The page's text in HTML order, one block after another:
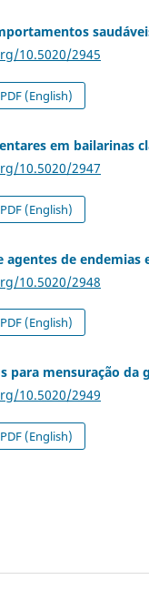
10.5020/2945
PDF (English)
em bailarinas
10.5020/2947
PDF (English)
agentes de
10.5020/2948
PDF (English)
para mensuração da
10.5020/2949
PDF (English)